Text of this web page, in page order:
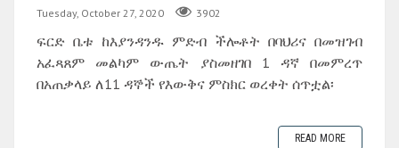
Tuesday, October 27, 2020 3902
ፍርድ ቤቱ ከእያንዳንዱ ምድብ ችሎቶት በባህሪና በመዝገብ
አፈጻጸም መልካም ውጤት ያስመዘገበ 1 ዳኛ በመምረጥ
በአጠቃላይ ለ11 ዳኞች የእውቅና ምስክር ወረቀት ሰጥቷል፡
READ MORE